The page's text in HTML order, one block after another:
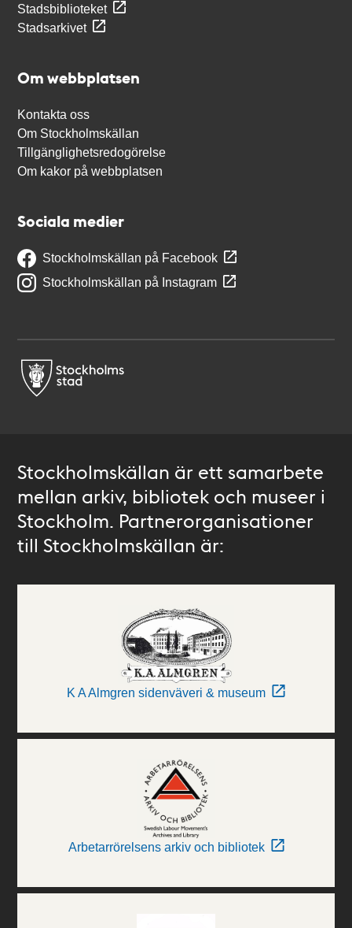
Stadsbiblioteket
Stadsarkivet
Om webbplatsen
Kontakta oss
Om Stockholmskällan
Tillgänglighetsredogörelse
Om kakor på webbplatsen
Sociala medier
Stockholmskällan på Facebook
Stockholmskällan på Instagram
Stockholmskällan är ett samarbete
mellan arkiv, bibliotek och museer i
Stockholm. Partnerorganisationer
till Stockholmskällan är:
K A Almgren sidenväveri & museum
Arbetarrörelsens arkiv och bibliotek